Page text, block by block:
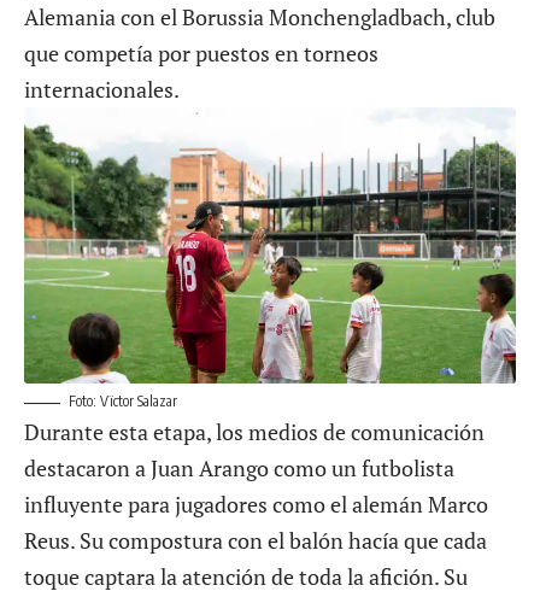
Alemania con el Borussia Monchengladbach, club
que competía por puestos en torneos
internacionales.
Foto: Vïctor Salazar
Durante esta etapa, los medios de comunicación
destacaron a Juan Arango como un futbolista
influyente para jugadores como el alemán Marco
Reus. Su compostura con el balón hacía que cada
toque captara la atención de toda la afición. Su